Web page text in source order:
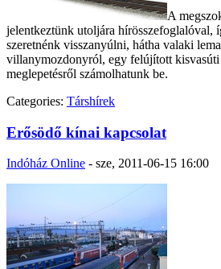
A
jelentkeztünk utoljára hírösszefoglalóval,
szeretnénk visszanyúlni, hátha valaki
villanymozdonyról, egy felújított
meglepetésről számolhatunk be.
Categories: Társhírek
Erősödő kínai kapcsolat
Indóház Online - sze, 2011-06-15 16:00